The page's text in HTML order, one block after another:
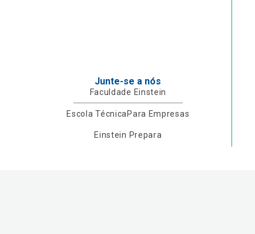
Junte-se a nós
Faculdade Einstein
Escola Técnica Para Empresas
Einstein Prepara